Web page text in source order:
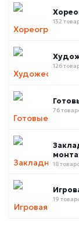
132
126
76
18
19